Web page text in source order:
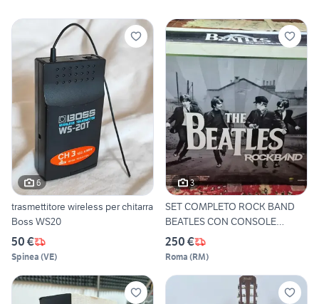
6
trasmettitore wireless per chitarra
Boss WS20
50 €
Spinea (VE)
3
SET COMPLETO ROCK BAND
BEATLES CON CONSOLE
XBOX360
250 €
Roma (RM)